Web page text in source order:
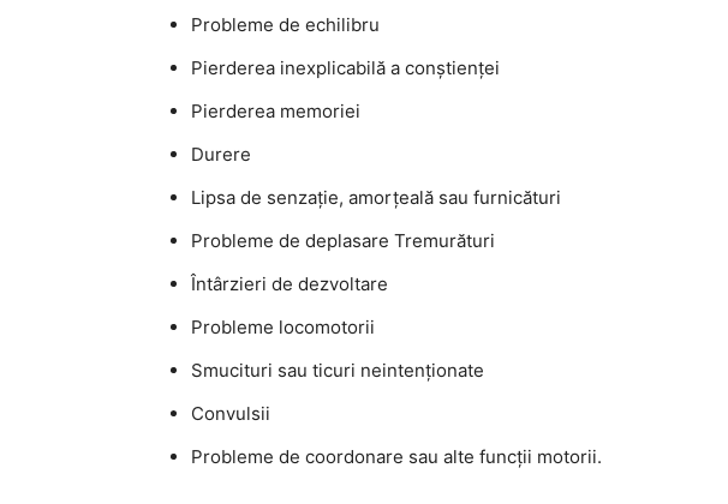
Probleme de echilibru
Pierderea inexplicabilă a conștienței
Pierderea memoriei
Durere
Lipsa de senzație, amorțeală sau furnicături
Probleme de deplasare Tremurături
Întârzieri de dezvoltare
Probleme locomotorii
Smucituri sau ticuri neintenționate
Convulsii
Probleme de coordonare sau alte funcții motorii.